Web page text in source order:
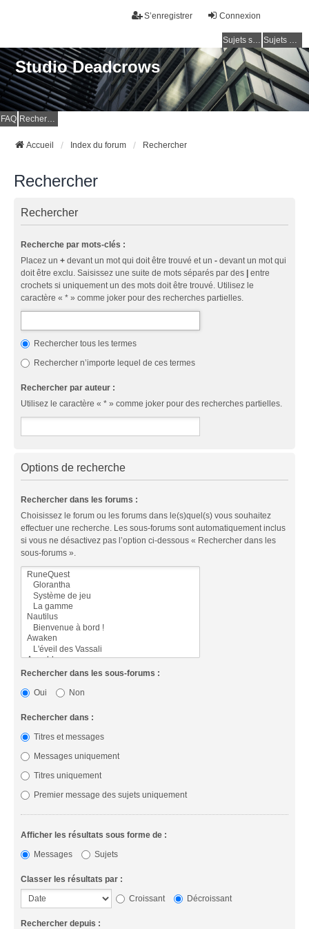
Connexion
S’enregistrer
Sujets sans réponse Sujets actifs
Studio Deadcrows
FAQ Rechercher
Accueil Index du forum Rechercher
Rechercher
Rechercher
Recherche par mots-clés :
Placez un + devant un mot qui doit être trouvé et un - devant un mot qui
doit être exclu. Saisissez une suite de mots séparés par des | entre
crochets si uniquement un des mots doit être trouvé. Utilisez le
caractère « * » comme joker pour des recherches partielles.
Rechercher tous les termes
Rechercher n’importe lequel de ces termes
Rechercher par auteur :
Utilisez le caractère « * » comme joker pour des recherches partielles.
Options de recherche
Rechercher dans les forums :
Choisissez le forum ou les forums dans le(s)quel(s) vous souhaitez
effectuer une recherche. Les sous-forums sont automatiquement inclus
si vous ne désactivez pas l’option ci-dessous « Rechercher dans les
sous-forums ».
Rechercher dans les sous-forums :
Oui
Non
Rechercher dans :
Titres et messages
Messages uniquement
Titres uniquement
Premier message des sujets uniquement
Afficher les résultats sous forme de :
Messages
Sujets
Classer les résultats par :
Croissant
Décroissant
Rechercher depuis :